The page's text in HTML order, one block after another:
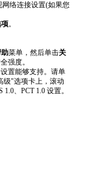
网络连接设置(如果您
。
菜单，然后单击关
强度。
置能够支持。请单
级"选项卡上，滚动
、PCT 1.0 设置。